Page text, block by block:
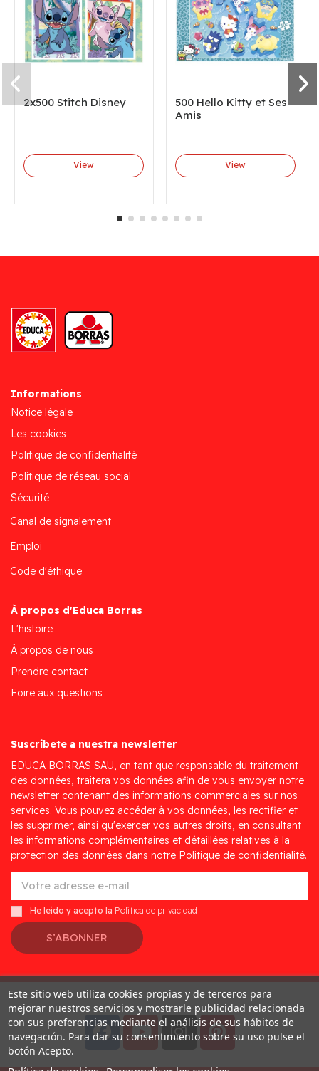
2x500 Stitch Disney
View
500 Hello Kitty et Ses
Amis
View
Informations
Notice légale
Les cookies
Politique de confidentialité
Politique de réseau social
Sécurité
Canal de signalement
Emploi
Code d'éthique
À propos d'Educa Borras
L'histoire
À propos de nous
Prendre contact
Foire aux questions
Suscríbete a nuestra newsletter
EDUCA BORRAS SAU, en tant que responsable du traitement
des données, traitera vos données afin de vous envoyer notre
newsletter contenant des informations commerciales sur nos
services. Vous pouvez accéder à vos données, les rectifier et
les supprimer, ainsi qu'exercer vos autres droits, en consultant
les informations complémentaires et détaillées relatives à la
protection des données dans notre Politique de confidentialité.
He leído y acepto la Política de privacidad
S’ABONNER
Desarrollado porAddis
Este sitio web utiliza cookies propias y de terceros para
mejorar nuestros servicios y mostrarle publicidad relacionada
con sus preferencias mediante el análisis de sus hábitos de
navegación. Para dar su consentimiento sobre su uso pulse el
botón Acepto.